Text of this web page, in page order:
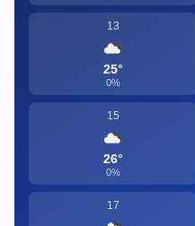
13
25°
0%
15
26°
0%
17